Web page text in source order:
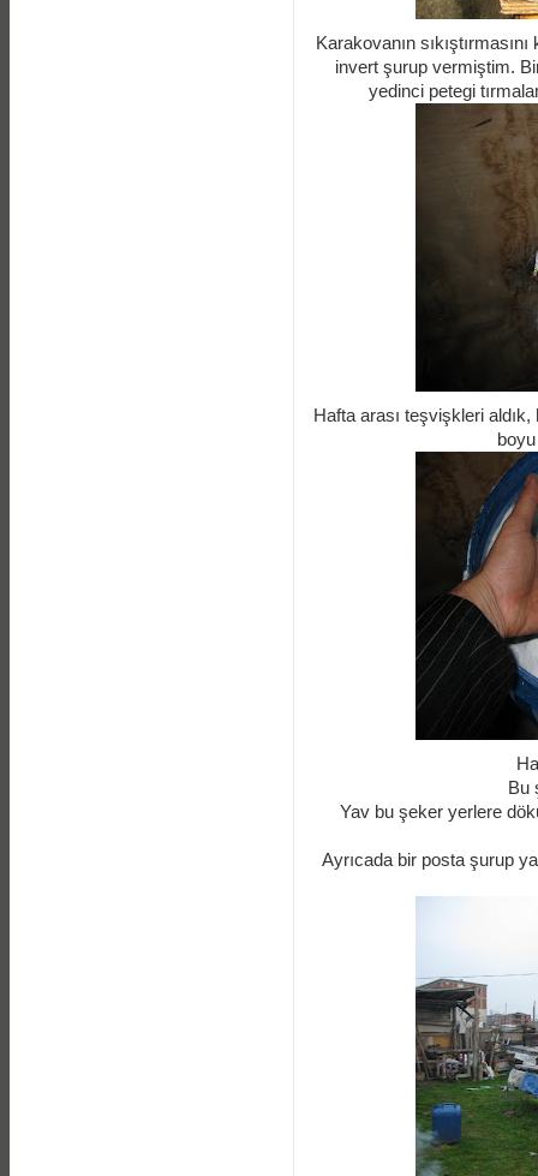
Karakovanın
invert şurup vermiştim.
yedinci petegi
Hafta arası teşvişkleri
Bu
Yav bu şeker yerlere
Ayrıcada bir posta şurup